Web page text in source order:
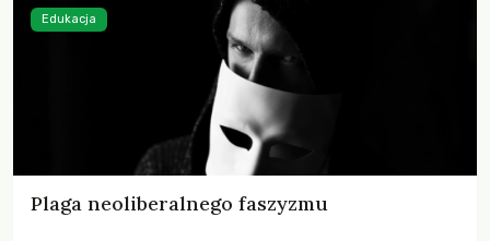
Plaga neoliberalnego faszyzmu
Edukacja